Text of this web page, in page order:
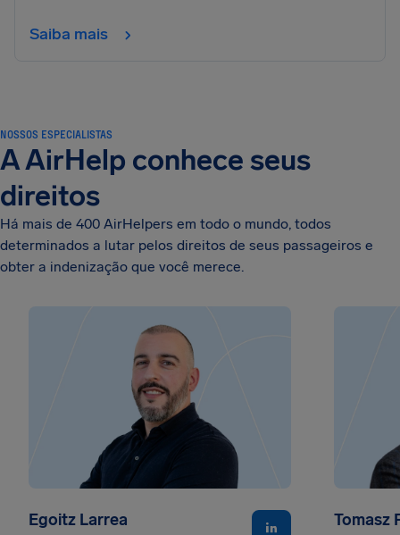
Saiba mais
NOSSOS ESPECIALISTAS
A AirHelp conhece seus
direitos
Há mais de 400 AirHelpers em todo o mundo, todos
determinados a lutar pelos direitos de seus passageiros e
obter a indenização que você merece.
Egoitz Larrea Tomasz